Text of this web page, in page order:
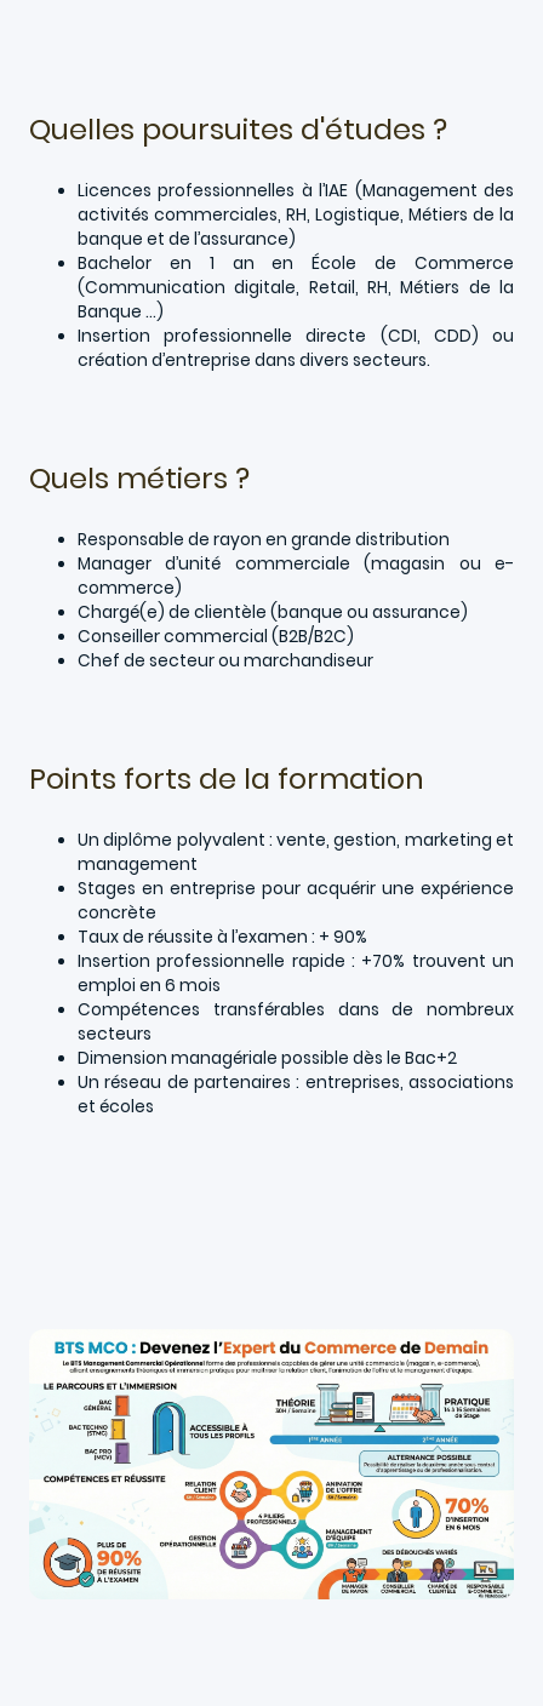
Quelles poursuites d'études ?
Licences professionnelles à l’IAE (Management des
activités commerciales, RH, Logistique, Métiers de la
banque et de l’assurance)
Bachelor en 1 an en École de Commerce
(Communication digitale, Retail, RH, Métiers de la
Banque …)
Insertion professionnelle directe (CDI, CDD) ou
création d’entreprise dans divers secteurs.
Quels métiers ?
Responsable de rayon en grande distribution
Manager d’unité commerciale (magasin ou e-
commerce)
Chargé(e) de clientèle (banque ou assurance)
Conseiller commercial (B2B/B2C)
Chef de secteur ou marchandiseur
Points forts de la formation
Un diplôme polyvalent : vente, gestion, marketing et
management
Stages en entreprise pour acquérir une expérience
concrète
Taux de réussite à l’examen : + 90%
Insertion professionnelle rapide : +70% trouvent un
emploi en 6 mois
Compétences transférables dans de nombreux
secteurs
Dimension managériale possible dès le Bac+2
Un réseau de partenaires : entreprises, associations
et écoles